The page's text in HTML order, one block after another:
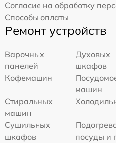
Согласие на обработку
Способы оплаты
Ремонт устройств
Варочных
панелей
Духовых
шкафов
Кофемашин
машин
Стиральных
машин
Сушильных
шкафов
посуды и